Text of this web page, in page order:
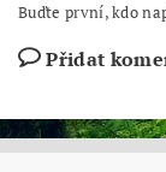
Buďte první, kdo
Přidat